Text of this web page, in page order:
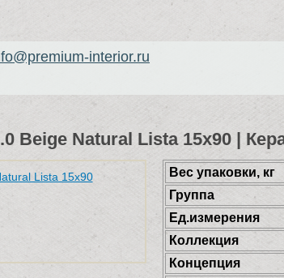
interior.ru
Beige Natural Lista 15x90 |
Веc упаковки, кг
Группа
Ед.измерения
Коллекция
Концепция